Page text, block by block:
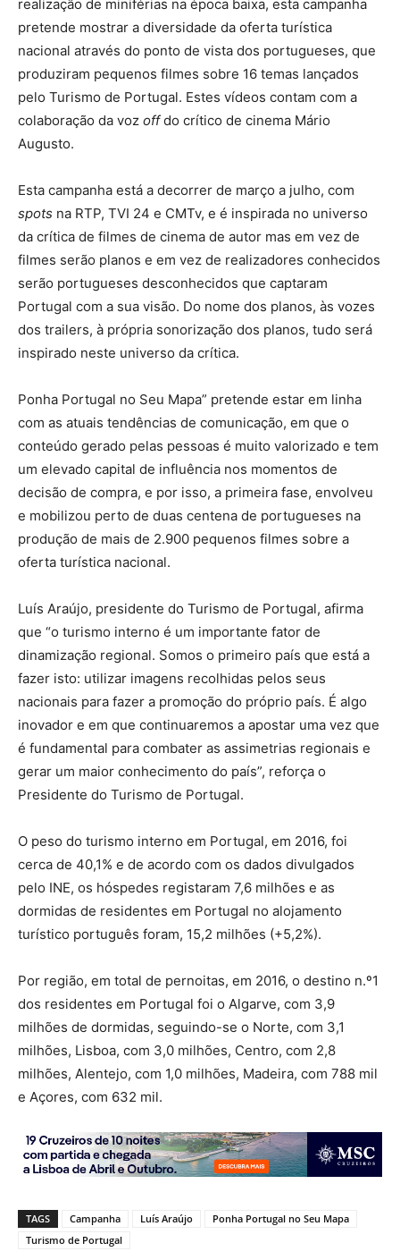
realização de miniférias na época baixa, esta campanha
pretende mostrar a diversidade da oferta turística
nacional através do ponto de vista dos portugueses, que
produziram pequenos filmes sobre 16 temas lançados
pelo Turismo de Portugal. Estes vídeos contam com a
colaboração da voz offdo crítico de cinema Mário
Augusto.
Esta campanha está a decorrer de março a julho, com
spots na RTP, TVI 24 e CMTv, e é inspirada no universo
da crítica de filmes de cinema de autor mas em vez de
filmes serão planos e em vez de realizadores conhecidos
serão portugueses desconhecidos que captaram
Portugal com a sua visão. Do nome dos planos, às vozes
dos trailers, à própria sonorização dos planos, tudo será
inspirado neste universo da crítica.
Ponha Portugal no Seu Mapa” pretende estar em linha
com as atuais tendências de comunicação, em que o
conteúdo gerado pelas pessoas é muito valorizado e tem
um elevado capital de influência nos momentos de
decisão de compra, e por isso, a primeira fase, envolveu
e mobilizou perto de duas centena de portugueses na
produção de mais de 2.900 pequenos filmes sobre a
oferta turística nacional.
Luís Araújo, presidente do Turismo de Portugal, afirma
que “o turismo interno é um importante fator de
dinamização regional. Somos o primeiro país que está a
fazer isto: utilizar imagens recolhidas pelos seus
nacionais para fazer a promoção do próprio país. É algo
inovador e em que continuaremos a apostar uma vez que
é fundamental para combater as assimetrias regionais e
gerar um maior conhecimento do país”, reforça o
Presidente do Turismo de Portugal.
O peso do turismo interno em Portugal, em 2016, foi
cerca de 40,1% e de acordo com os dados divulgados
pelo INE, os hóspedes registaram 7,6 milhões e as
dormidas de residentes em Portugal no alojamento
turístico português foram, 15,2 milhões (+5,2%).
Por região, em total de pernoitas, em 2016, o destino n.º1
dos residentes em Portugal foi o Algarve, com 3,9
milhões de dormidas, seguindo-se o Norte, com 3,1
milhões, Lisboa, com 3,0 milhões, Centro, com 2,8
milhões, Alentejo, com 1,0 milhões, Madeira, com 788 mil
e Açores, com 632 mil.
TAGS Campanha Luís Araújo
Ponha Portugal no Seu Mapa
Turismo de Portugal